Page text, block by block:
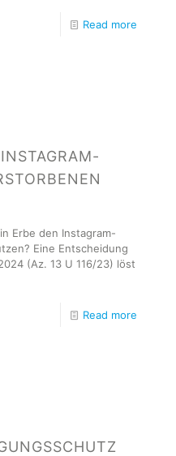
Read more
Erbe den Instagram-
Eine Entscheidung
(Az. 13 U 116/23) löst
Read more